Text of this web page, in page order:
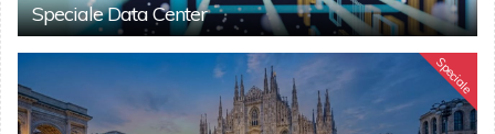
Speciale Data Center
Speciale